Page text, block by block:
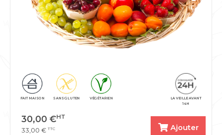
LA VEILLE AVANT
14H
FAIT MAISON SANS GLUTEN VÉGÉTARIEN
30,00 €HT
33,00 € TTC Ajouter